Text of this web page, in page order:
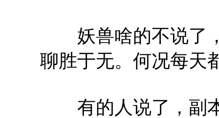
妖兽啥的不说了，
聊胜于无。何况每天
有的人说了，副本